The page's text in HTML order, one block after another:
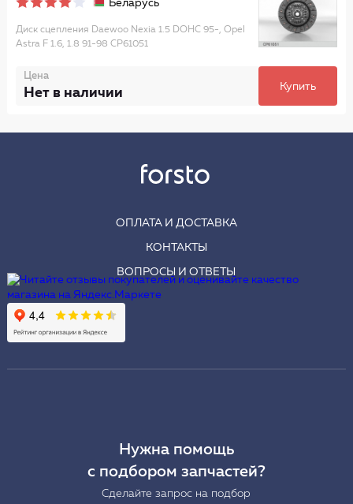
Беларусь
Диск сцепления Daewoo Nexia 1.5 DOHC 95-, Opel
Astra F 1.6, 1.8 91-98 CP61051
Цена
Нет в наличии Купить
ОПЛАТА И ДОСТАВКА
КОНТАКТЫ
ВОПРОСЫ И ОТВЕТЫ
Нужна помощь
с подбором запчастей?
Сделайте запрос на подбор